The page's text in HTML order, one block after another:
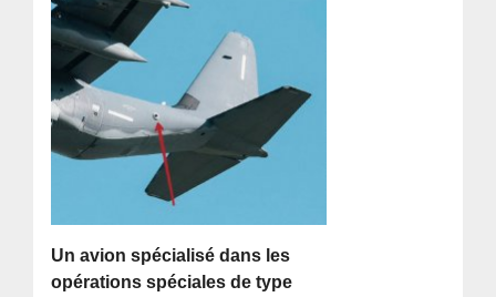
Un avion spécialisé dans les
opérations spéciales de type